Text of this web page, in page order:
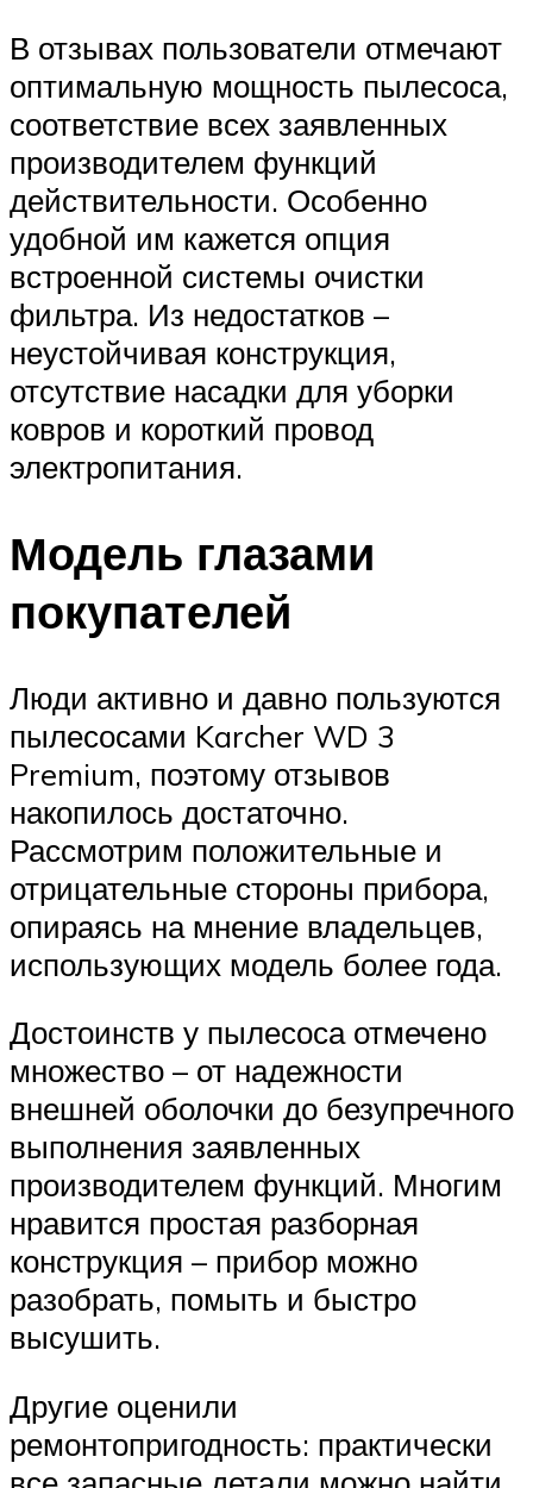
В отзывах пользователи отмечают
оптимальную мощность пылесоса,
соответствие всех заявленных
производителем функций
действительности. Особенно
удобной им кажется опция
встроенной системы очистки
фильтра. Из недостатков –
неустойчивая конструкция,
отсутствие насадки для уборки
ковров и короткий провод
электропитания.
Модель глазами
покупателей
Люди активно и давно пользуются
пылесосами Karcher WD 3
Premium, поэтому отзывов
накопилось достаточно.
Рассмотрим положительные и
отрицательные стороны прибора,
опираясь на мнение владельцев,
использующих модель более года.
Достоинств у пылесоса отмечено
множество – от надежности
внешней оболочки до безупречного
выполнения заявленных
производителем функций. Многим
нравится простая разборная
конструкция – прибор можно
разобрать, помыть и быстро
высушить.
Другие оценили
ремонтопригодность: практически